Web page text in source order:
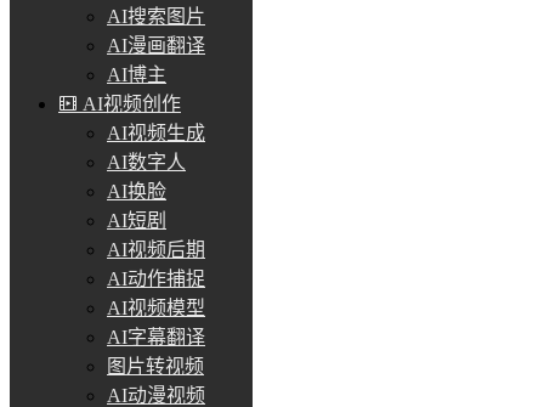
AI搜索图片
AI漫画翻译
AI博主
AI视频创作
AI视频生成
AI数字人
AI换脸
AI短剧
AI视频后期
AI动作捕捉
AI视频模型
AI字幕翻译
图片转视频
AI动漫视频